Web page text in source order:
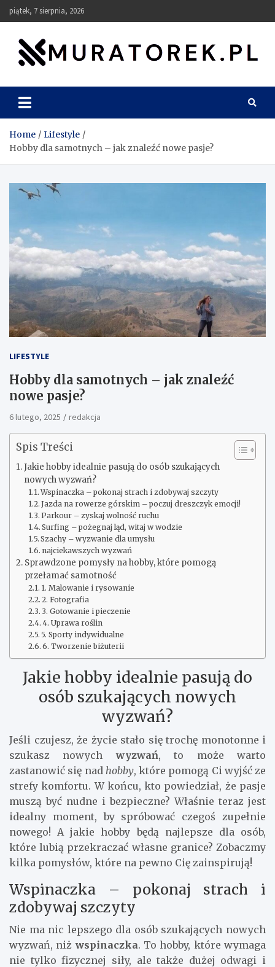
Skip
to
piątek, 7 sierpnia, 2026
muratorek.pl
Home
Lifestyle
Hobby dla samotnych – jak znaleźć nowe pasje?
LIFESTYLE
Hobby dla samotnych – jak znaleźć
nowe pasje?
6 lutego, 2025 redakcja
Spis Treści
Jakie hobby idealnie pasują do osób szukających
nowych wyzwań?
Wspinaczka – pokonaj strach i zdobywaj szczyty
Jazda na rowerze górskim – poczuj dreszczyk emocji!
Parkour – zyskaj wolność ruchu
Surfing – pożegnaj ląd, witaj w wodzie
Szachy – wyzwanie dla umysłu
najciekawszych wyzwań
Sprawdzone pomysły na hobby, które pomogą
przełamać samotność
1. Malowanie i rysowanie
2. Fotografia
3. Gotowanie i pieczenie
4. Uprawa roślin
5. Sporty indywidualne
6. Tworzenie biżuterii
Jakie hobby idealnie pasują do
osób szukających nowych
wyzwań?
Jeśli czujesz, że życie stało się trochę monotonne i
szukasz nowychwyzwań, to może warto
zastanowić się nad hobby, które pomogą Ci wyjść ze
strefy komfortu. W końcu, kto powiedział, że pasje
muszą być nudne i bezpieczne? Właśnie teraz jest
idealny moment, by spróbować czegoś zupełnie
nowego! A jakie hobby będą najlepsze dla osób,
które lubią przekraczać własne granice? Zobaczmy
kilka pomysłów, które na pewno Cię zainspirują!
Wspinaczka – pokonaj strach i
zdobywaj szczyty
Nie ma nic lepszego dla osób szukających nowych
wyzwań, niżwspinaczka. To hobby, które wymaga
nie tylko fizycznej siły, ale także dużej odwagi i